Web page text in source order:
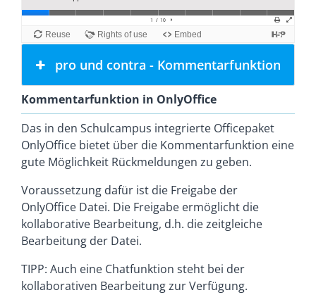
pro und contra - Kommentarfunktion
Kommentarfunktion in OnlyOffice
Das in den Schulcampus integrierte Officepaket
OnlyOffice bietet über die Kommentarfunktion eine
gute Möglichkeit Rückmeldungen zu geben.
Voraussetzung dafür ist die Freigabe der
OnlyOffice Datei. Die Freigabe ermöglicht die
kollaborative Bearbeitung, d.h. die zeitgleiche
Bearbeitung der Datei.
TIPP: Auch eine Chatfunktion steht bei der
kollaborativen Bearbeitung zur Verfügung.